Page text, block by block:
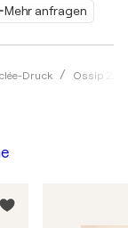
Mehr anfragen
Druck Ossip